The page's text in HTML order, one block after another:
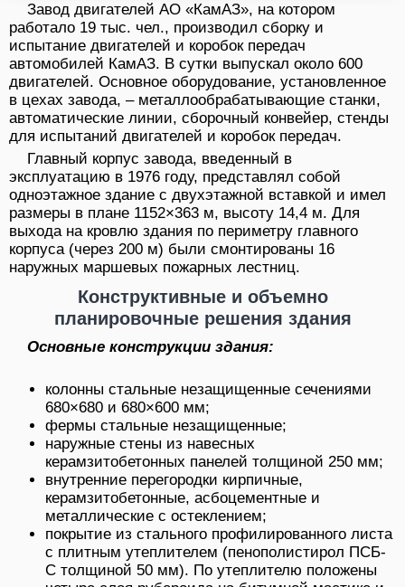
Завод двигателей АО «КамАЗ», на котором
работало 19 тыс. чел., производил сборку и
испытание двигателей и коробок передач
автомобилей КамАЗ. В сутки выпускал около 600
двигателей. Основное оборудование, установленное
в цехах завода, – металлообрабатывающие станки,
автоматические линии, сборочный конвейер, стенды
для испытаний двигателей и коробок передач.
Главный корпус завода, введенный в
эксплуатацию в 1976 году, представлял собой
одноэтажное здание с двухэтажной вставкой и имел
размеры в плане 1152×363 м, высоту 14,4 м. Для
выхода на кровлю здания по периметру главного
корпуса (через 200 м) были смонтированы 16
наружных маршевых пожарных лестниц.
Конструктивные и объемно
планировочные решения здания
Основные конструкции здания:
колонны стальные незащищенные сечениями
680×680 и 680×600 мм;
фермы стальные незащищенные;
наружные стены из навесных
керамзитобетонных панелей толщиной 250 мм;
внутренние перегородки кирпичные,
керамзитобетонные, асбоцементные и
металлические с остеклением;
покрытие из стального профилированного листа
с плитным утеплителем (пенополистирол ПСБ-
С толщиной 50 мм). По утеплителю положены